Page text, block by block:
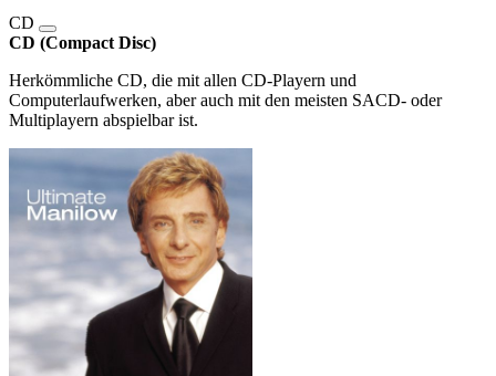
CD
CD (Compact Disc)
Herkömmliche CD, die mit allen CD-Playern und
Computerlaufwerken, aber auch mit den meisten SACD- oder
Multiplayern abspielbar ist.